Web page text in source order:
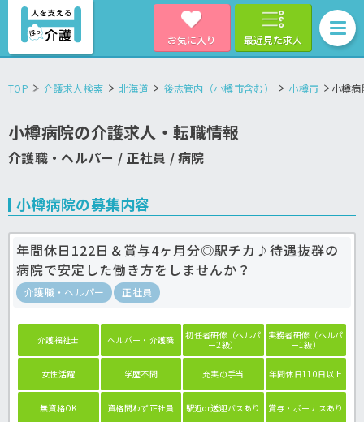
お気に入り 最近見た求人
TOP 介護求人検索 北海道 後志管内（小樽市含む） 小樽市 小樽
小樽病院の介護求人・転職情報
介護職・ヘルパー / 正社員 / 病院
小樽病院の募集内容
年間休日122日＆賞与4ヶ月分◎駅チカ♪待遇抜群の
病院で安定した働き方をしませんか？
介護職・ヘルパー 正社員
介護福祉士 ヘルパー・介護職
初任者研修（ヘルパ
ー2級）
実務者研修（ヘルパ
ー1級）
女性活躍 学歴不問 充実の手当 年間休日110日以上
無資格OK 資格問わず正社員 駅近or送迎バスあり 賞与・ボーナスあり